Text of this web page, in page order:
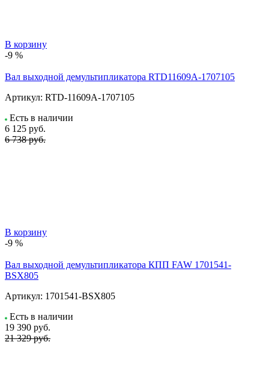
В корзину
-9 %
Вал выходной демультипликатора RTD11609A-1707105
Артикул: RTD-11609A-1707105
Есть в наличии
6 125 руб.
6 738 руб.
В корзину
-9 %
Вал выходной демультипликатора КПП FAW 1701541-
BSX805
Артикул: 1701541-BSX805
Есть в наличии
19 390 руб.
21 329 руб.